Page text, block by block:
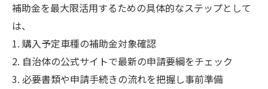
補助金を最大限活用するための具体的なステップとして
は、
1. 購入予定車種の補助金対象確認
2. 自治体の公式サイトで最新の申請要綱をチェック
3. 必要書類や申請手続きの流れを把握し事前準備